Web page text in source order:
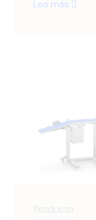
Lea más
Producto